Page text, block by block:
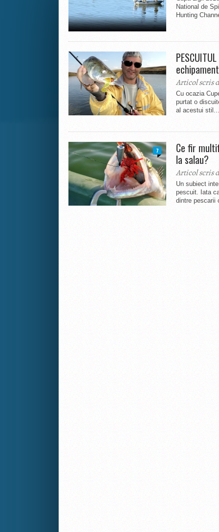
National de
Hunting
echipament
Articol scris
Cu ocazia
purtat o
al acestui stil...
7
Ce fir
la salau?
Articol scris
Un subiect
pescuit. Iata
dintre pescarii